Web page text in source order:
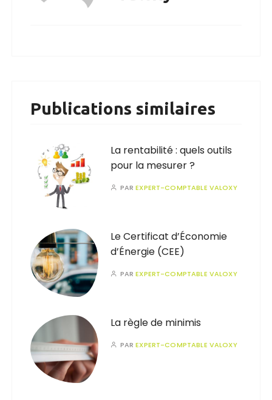
Publications similaires
La rentabilité : quels outils
pour la mesurer ?
PAREXPERT-COMPTABLE VALOXY
Le Certificat d’Économie
d’Énergie (CEE)
PAREXPERT-COMPTABLE VALOXY
La règle de minimis
PAREXPERT-COMPTABLE VALOXY